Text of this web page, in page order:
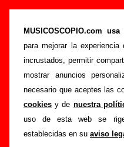
MUSICOSCOPIO.com
para mejorar la experiencia
incrustados, permitir
mostrar anuncios
necesario que aceptes las
cookies y de nuestra
uso de esta web se
establecidas en su aviso
Un Pingüino En Mi
corregir información
Portada >Un Pingüino En Mi
Si tienes información
información o corregir la
formulario o
colaboración.